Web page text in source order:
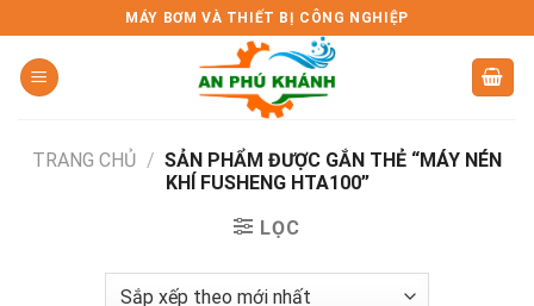
to
content
MÁY BƠM VÀ THIẾT BỊ CÔNG NGHIỆP
TRANG CHỦ / SẢN PHẨM ĐƯỢC GẮN THẺ “MÁY NÉN
KHÍ FUSHENG HTA100”
LỌC